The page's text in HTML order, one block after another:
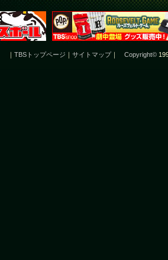
｜ TBSトップページ ｜ サイトマップ｜ Copyright©